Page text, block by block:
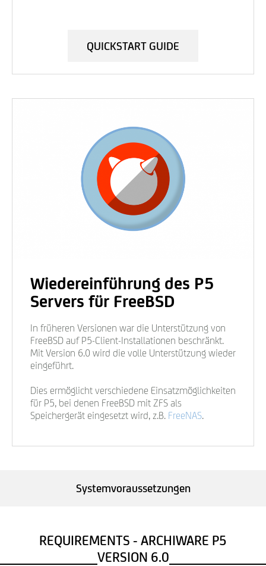
QUICKSTART GUIDE
Wiedereinführung des P5
Servers für FreeBSD
In früheren Versionen war die Unterstützung von
FreeBSD auf P5-Client-Installationen beschränkt.
Mit Version 6.0 wird die volle Unterstützung wieder
eingeführt.
Dies ermöglicht verschiedene Einsatzmöglichkeiten
für P5, bei denen FreeBSD mit ZFS als
Speichergerät eingesetzt wird, z.B. FreeNAS.
Systemvoraussetzungen
REQUIREMENTS - ARCHIWARE P5
VERSION 6.0